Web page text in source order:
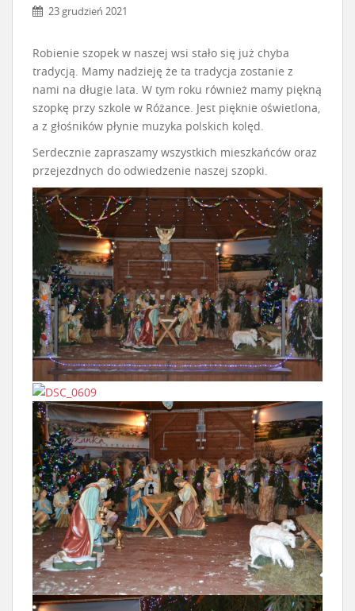
23 grudzień 2021
Robienie szopek w naszej wsi stało się już chyba
tradycją. Mamy nadzieję że ta tradycja zostanie z
nami na długie lata. W tym roku również mamy piękną
szopkę przy szkole w Różance. Jest pięknie oświetlona,
a z głośników płynie muzyka polskich kolęd.
Serdecznie zapraszamy wszystkich mieszkańców oraz
przejezdnych do odwiedzenie naszej szopki.